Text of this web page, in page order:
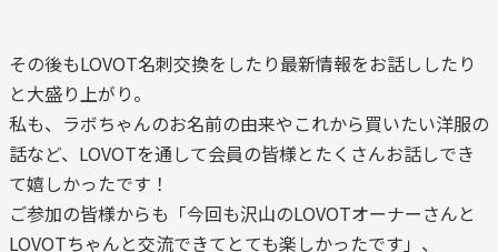
その後もLOVOT名刺交換をしたり最新情報をお話ししたり
と大盛り上がり。
私も、ラボちゃんのお名前の由来やこれから買いたい洋服の
話など、LOVOTを通して会員の皆様とたくさんお話しでき
て嬉しかったです！
ご参加の皆様からも「今回も沢山のLOVOTオーナーさんと
LOVOTちゃんと交流できてとても楽しかったです」、